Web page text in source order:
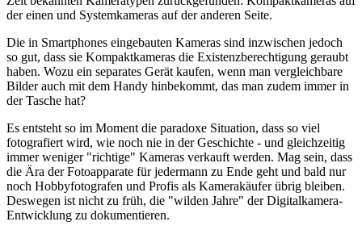
der einen und Systemkameras auf der anderen Seite.
Die in Smartphones eingebauten Kameras sind inzwischen jedoch
so gut, dass sie Kompaktkameras die Existenzberechtigung geraubt
haben. Wozu ein separates Gerät kaufen, wenn man vergleichbare
Bilder auch mit dem Handy hinbekommt, das man zudem immer in
der Tasche hat?
Es entsteht so im Moment die paradoxe Situation, dass so viel
fotografiert wird, wie noch nie in der Geschichte - und gleichzeitig
immer weniger "richtige" Kameras verkauft werden. Mag sein, dass
die Ära der Fotoapparate für jedermann zu Ende geht und bald nur
noch Hobbyfotografen und Profis als Kamerakäufer übrig bleiben.
Deswegen ist nicht zu früh, die "wilden Jahre" der Digitalkamera-
Entwicklung zu dokumentieren.